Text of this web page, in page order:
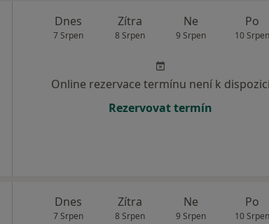
Dnes
7 Srpen
Zítra
8 Srpen
Ne
9 Srpen
Po
10 Srpen
Online rezervace termínu není k dispozici
Rezervovat termín
Dnes
7 Srpen
Zítra
8 Srpen
Ne
9 Srpen
Po
10 Srpen